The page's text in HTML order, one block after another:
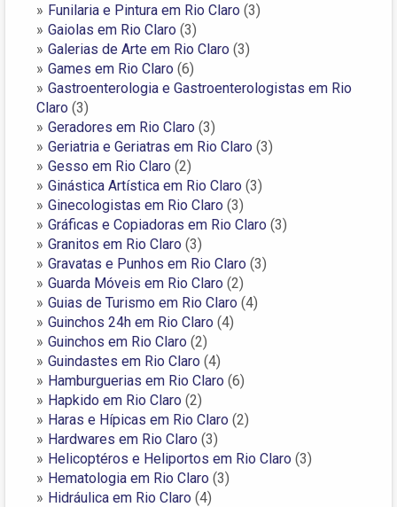
Funilaria e Pintura em Rio Claro (3)
Gaiolas em Rio Claro (3)
Galerias de Arte em Rio Claro (3)
Games em Rio Claro (6)
Gastroenterologia e Gastroenterologistas em Rio
Claro (3)
Geradores em Rio Claro (3)
Geriatria e Geriatras em Rio Claro (3)
Gesso em Rio Claro (2)
Ginástica Artística em Rio Claro (3)
Ginecologistas em Rio Claro (3)
Gráficas e Copiadoras em Rio Claro (3)
Granitos em Rio Claro (3)
Gravatas e Punhos em Rio Claro (3)
Guarda Móveis em Rio Claro (2)
Guias de Turismo em Rio Claro (4)
Guinchos 24h em Rio Claro (4)
Guinchos em Rio Claro (2)
Guindastes em Rio Claro (4)
Hamburguerias em Rio Claro (6)
Hapkido em Rio Claro (2)
Haras e Hípicas em Rio Claro (2)
Hardwares em Rio Claro (3)
Helicoptéros e Heliportos em Rio Claro (3)
Hematologia em Rio Claro (3)
Hidráulica em Rio Claro (4)